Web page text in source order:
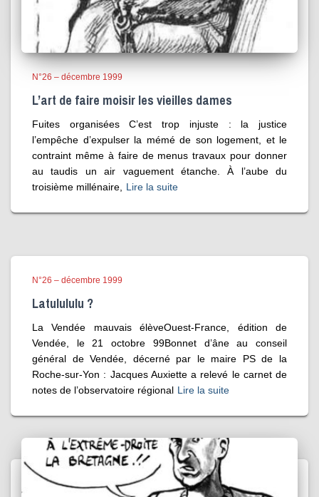
N°26 – décembre 1999
L’art de faire moisir les vieilles dames
Fuites organisées C’est trop injuste : la justice
l’empêche d’expulser la mémé de son logement, et le
contraint même à faire de menus travaux pour donner
au taudis un air vaguement étanche. À l’aube du
troisième millénaire,
Lire la suite
N°26 – décembre 1999
Latulululu ?
La Vendée mauvais élèveOuest-France, édition de
Vendée, le 21 octobre 99Bonnet d’âne au conseil
général de Vendée, décerné par le maire PS de la
Roche-sur-Yon : Jacques Auxiette a relevé le carnet de
notes de l’observatoire régional Lire la suite